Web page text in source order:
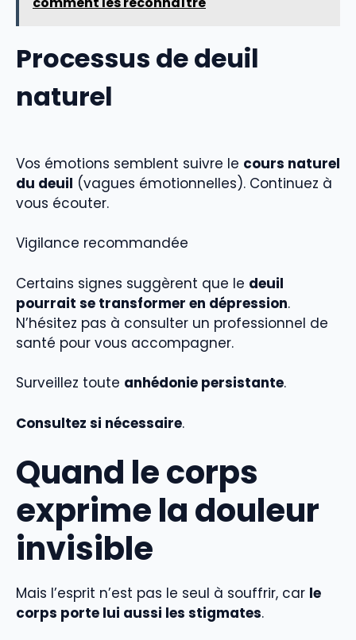
Processus de deuil
naturel
Vos émotions semblent suivre le cours naturel
du deuil (vagues émotionnelles). Continuez à
vous écouter.
Vigilance recommandée
Certains signes suggèrent que le deuil
pourrait se transformer en dépression.
N’hésitez pas à consulter un professionnel de
santé pour vous accompagner.
Surveillez toute anhédonie persistante.
Consultez si nécessaire.
Quand le corps
exprime la douleur
invisible
Mais l’esprit n’est pas le seul à souffrir, car le
corps porte lui aussi les stigmates.